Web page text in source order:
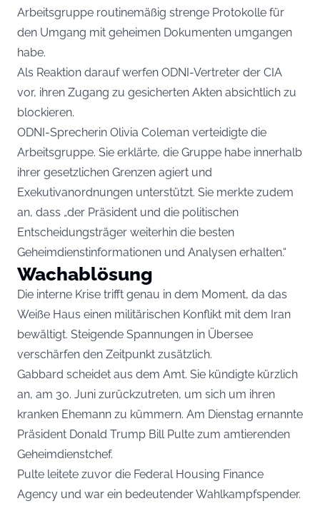
Arbeitsgruppe routinemäßig strenge Protokolle für
den Umgang mit geheimen Dokumenten umgangen
habe.
Als Reaktion darauf werfen ODNI-Vertreter der CIA
vor, ihren Zugang zu gesicherten Akten absichtlich zu
blockieren.
ODNI-Sprecherin Olivia Coleman verteidigte die
Arbeitsgruppe. Sie erklärte, die Gruppe habe innerhalb
ihrer gesetzlichen Grenzen agiert und
Exekutivanordnungen unterstützt. Sie merkte zudem
an, dass „der Präsident und die politischen
Entscheidungsträger weiterhin die besten
Geheimdienstinformationen und Analysen erhalten.“
Wachablösung
Die interne Krise trifft genau in dem Moment, da das
Weiße Haus einen militärischen Konflikt mit dem Iran
bewältigt. Steigende Spannungen in Übersee
verschärfen den Zeitpunkt zusätzlich.
Gabbard scheidet aus dem Amt. Sie kündigte kürzlich
an, am 30. Juni zurückzutreten, um sich um ihren
kranken Ehemann zu kümmern. Am Dienstag ernannte
Präsident Donald Trump Bill Pulte zum amtierenden
Geheimdienstchef.
Pulte leitete zuvor die Federal Housing Finance
Agency und war ein bedeutender Wahlkampfspender.